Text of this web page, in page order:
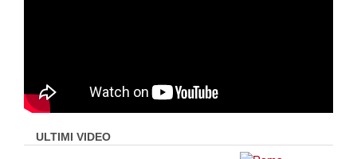
ULTIMI VIDEO